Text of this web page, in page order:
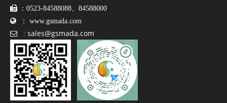
 ：0523-84588088、84588000
 ： www.gsmada.com
 : sales@gsmada.com